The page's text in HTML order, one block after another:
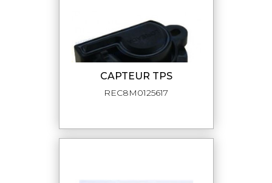
CAPTEUR TPS
REC8M0125617